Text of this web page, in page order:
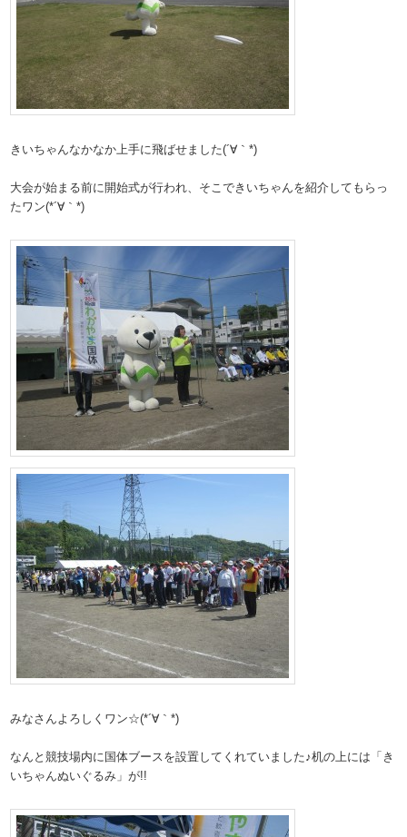
きいちゃんなかなか上手に飛ばせました(´∀｀*)
大会が始まる前に開始式が行われ、そこできいちゃんを紹介してもらっ
たワン(*´∀｀*)
みなさんよろしくワン☆(*´∀｀*)
なんと競技場内に国体ブースを設置してくれていました♪机の上には「き
いちゃんぬいぐるみ」が!!